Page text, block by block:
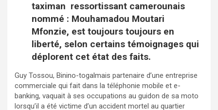
taximan ressortissant camerounais
nommé : Mouhamadou Moutari
Mfonzie, est toujours toujours en
liberté, selon certains témoignages qui
déplorent cet état des faits.
Guy Tossou, Binino-togalmais partenaire d’une entreprise
commerciale qui fait dans la téléphonie mobile et e-
banking, vaquait à ses occupations au guidon de sa moto
lorsqu’il a été victime d’un accident mortel au quartier